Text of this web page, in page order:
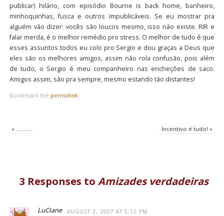
publicar) hilário, com episódio Bourne is back home, banheiro,
minhoquinhas, fusca e outros impublicáveis. Se eu mostrar pra
alguém vão dizer: vocês são loucos mesmo, isso não existe. RIR e
falar merda, é o melhor remédio pro stress. O melhor de tudo é que
esses assuntos todos eu colo pro Sergio e dou graças a Deus que
eles são os melhores amigos, assim não rola confusão, pois além
de tudo, o Sergio é meu companheiro nas encheções de saco.
Amigos assim, são pra sempre, mesmo estando tão distantes!
Bookmark the permalink.
«………. Incentivo é tudo!»
3 Responses to Amizades verdadeiras
LuCIane AUGUST 3, 2007 AT 5:12 PM